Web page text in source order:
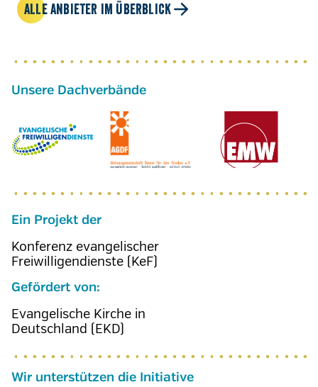
ALLE ANBIETER IM ÜBERBLICK
Ein Projekt der
Konferenz evangelischer
Freiwilligendienste (KeF)
Gefördert von:
Evangelische Kirche in
Deutschland (EKD)
Wir unterstützen die Initiative